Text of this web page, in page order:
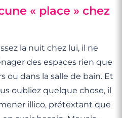
« place » chez
la nuit chez lui, il ne
des espaces rien que
ou dans la salle de bain. Et
oubliez quelque chose, il
illico, prétextant que